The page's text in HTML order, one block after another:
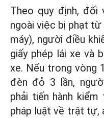
Theo quy định,
ngoài việc bị phạt
máy), người điều
giấy phép lái xe và
xe. Nếu trong vòng
đèn đỏ 3 lần,
phải tiến hành
pháp luật về trật tự,